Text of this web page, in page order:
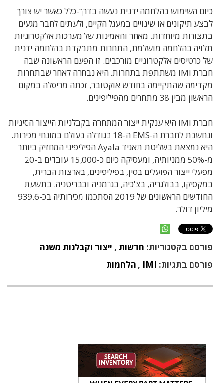
כיום השימוש בהלחמה ידנית נעשה בדרך-כלל כאשר יש צורך
לבצע תיקונים או שינויים במעגל הקיים, ולעתים לחבר מגעים
בתצורות מיוחדות. מאחר והאמינות של מערכות אלקטרוניות
תלויה בהלחמה מושלמת, התחרות מתמקדת בהלחמה ידנית
של כרטיסים אלקטרוניים מורכבים. זו הפעם הראשונה שבה
חברת IMI משתתפת בתחרות. היא נבחרה לאחר שבתחרות
מקדימה שהתקיימה בחודש אוקטובר, זכתה מריסלה במקום
הראשון מבין 38 מתחרים מהפיליפינים.
חברת IMI היא ענקית ייצור המתחרה בקבלניות הייצור הסיניות
ונחשבת לחברת ה-EMS ה-18 בגודלה בעולם במונחי מכירות.
היא נמצאת בשליטת תאגיד Ayala הפיליפיני המחזיק ביותר
מ-50% ממניותיה, ומעסיקה כיום כ-15,000 עובדים ב-20
מפעלי ייצור הפועלים בסין, בפיליפינים, בארצות הברית,
במקסיקו, בבולגריה, בצ'כיה, בגרמניה ובבריטניה. בתשעת
החודשים הראשונים של 2019 הסתכמו מכירותיה בכ-939.6
מיליון דולר.
פורסם בקטגוריות: חדשות , ייצור וקבלנות משנה
פורסם בתגיות: IMI
, הלחמות